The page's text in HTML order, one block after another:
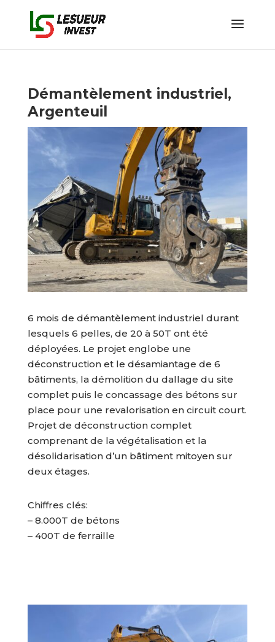
Démantèlement industriel,
Argenteuil
6 mois de démantèlement industriel durant
lesquels 6 pelles, de 20 à 50T ont été
déployées. Le projet englobe une
déconstruction et le désamiantage de 6
bâtiments, la démolition du dallage du site
complet puis le concassage des bétons sur
place pour une revalorisation en circuit court.
Projet de déconstruction complet
comprenant de la végétalisation et la
désolidarisation d’un bâtiment mitoyen sur
deux étages.
Chiffres clés:
– 8.000T de bétons
– 400T de ferraille